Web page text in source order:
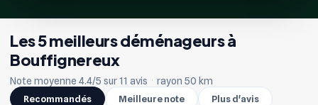
Les 5 meilleurs déménageurs à
Bouffignereux
Note moyenne 4.4/5 sur 11 avis · rayon 50 km
Recommandés
Meilleure note Plus d'avis